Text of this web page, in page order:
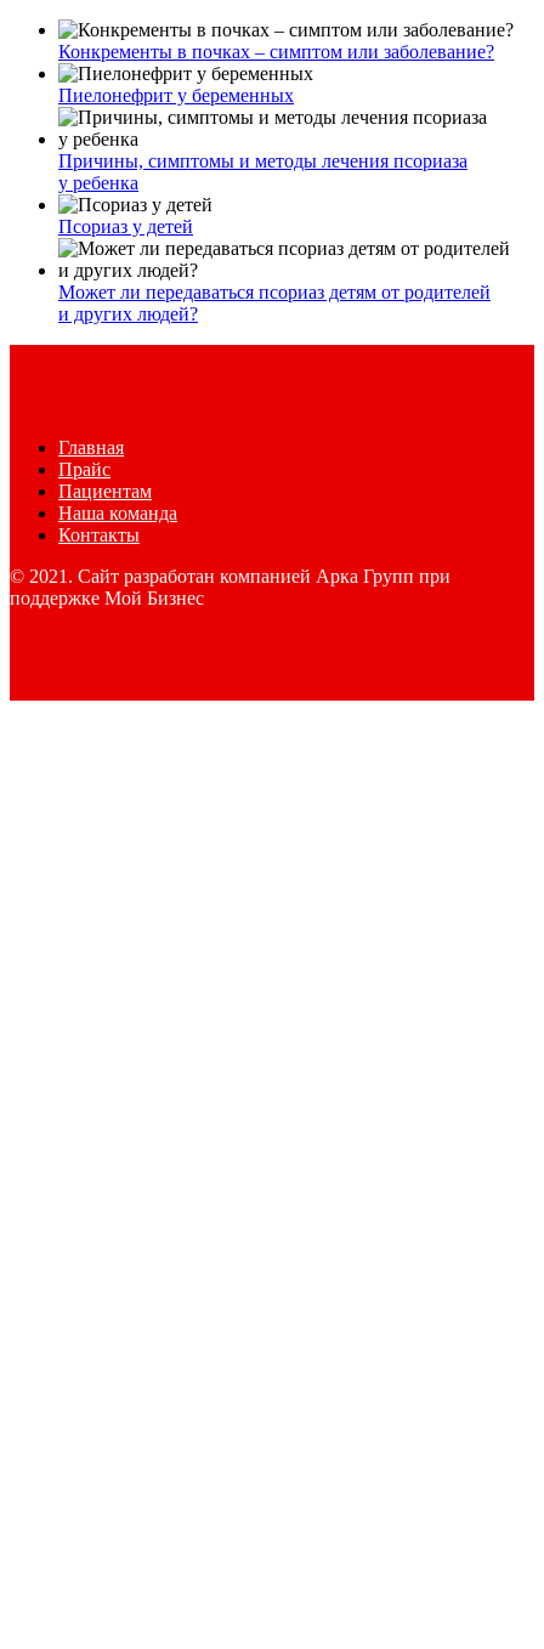
Конкременты в почках – симптом или заболевание?
Пиелонефрит у беременных
Причины, симптомы и методы лечения псориаза
у ребенка
Псориаз у детей
Может ли передаваться псориаз детям от родителей
и других людей?
Главная
Прайс
Пациентам
Наша команда
Контакты
© 2021. Сайт разработан компанией Арка Групп при
поддержке Мой Бизнес